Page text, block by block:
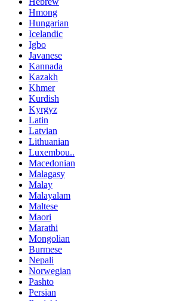
Hmong
Hungarian
Icelandic
Igbo
Javanese
Kannada
Kazakh
Khmer
Kurdish
Kyrgyz
Latin
Latvian
Lithuanian
Luxembou..
Macedonian
Malagasy
Malay
Malayalam
Maltese
Maori
Marathi
Mongolian
Burmese
Nepali
Norwegian
Pashto
Persian